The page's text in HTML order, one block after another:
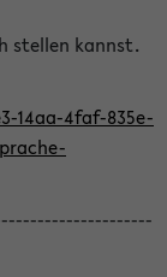
stellen kannst.
14aa-4faf-835e-